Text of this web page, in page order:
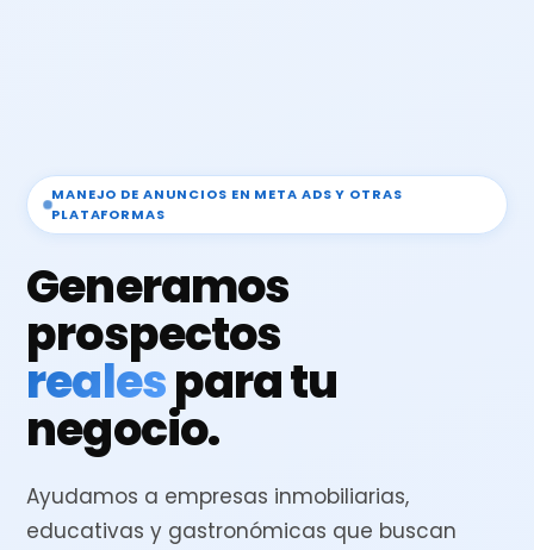
MANEJO DE ANUNCIOS EN META ADS Y OTRAS
PLATAFORMAS
Generamos
prospectos
realespara tu
negocio.
Ayudamos a empresas inmobiliarias,
educativas y gastronómicas que buscan